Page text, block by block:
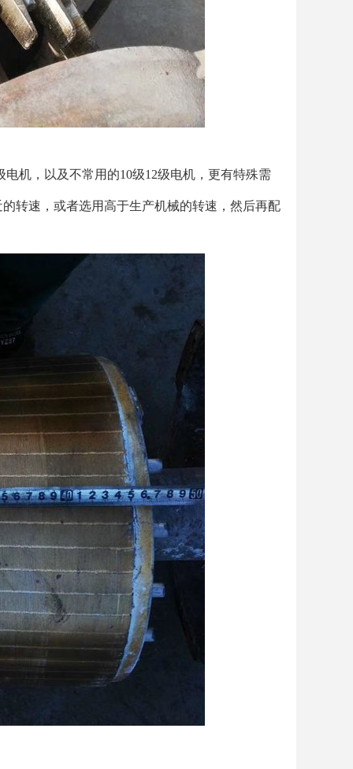
机，以及不常用的10级12级电机，更有特殊需
转速，或者选用高于生产机械的转速，然后再配